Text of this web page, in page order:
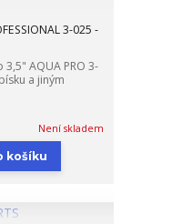
3-025 -
AQUA PRO 3-
a jiným
Není skladem
košíku